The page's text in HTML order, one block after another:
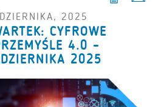
2025
CYFROWE
4.0 –
2025